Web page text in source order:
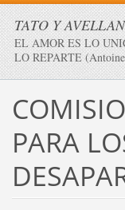
TATO Y
EL AMOR ES LO
LO REPARTE
PARA